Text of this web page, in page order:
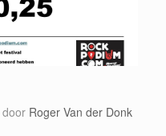
door Roger Van der Donk